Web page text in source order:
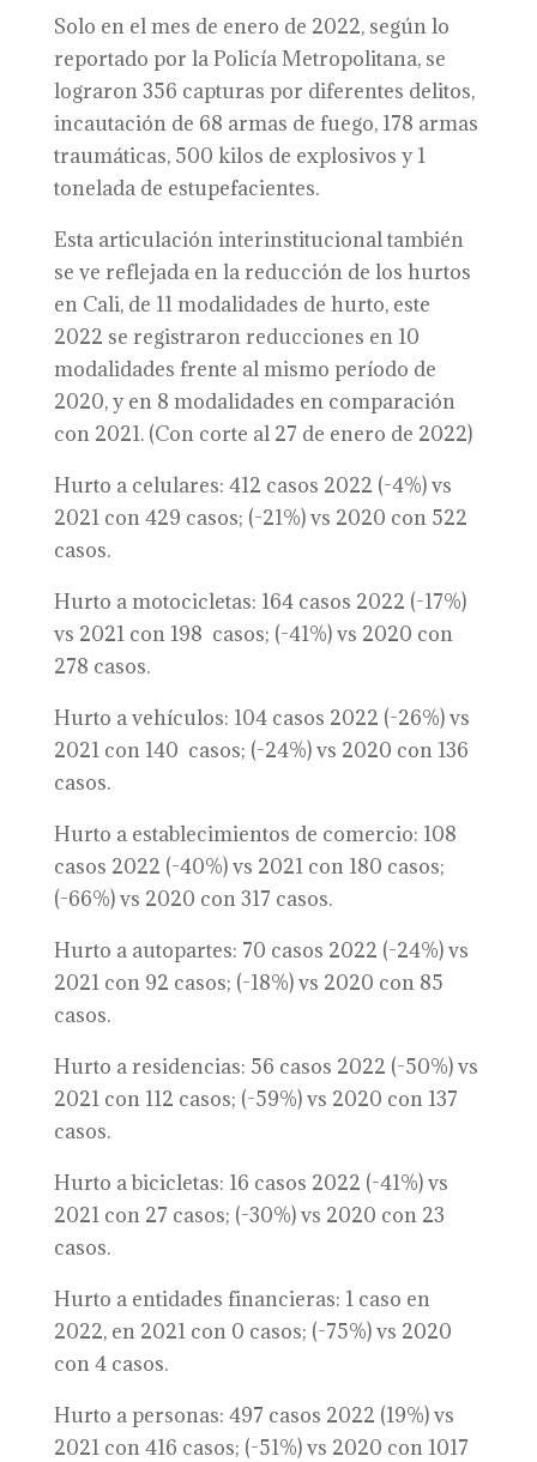
Solo en el mes de enero de 2022, según lo
reportado por la Policía Metropolitana, se
lograron 356 capturas por diferentes delitos,
incautación de 68 armas de fuego, 178 armas
traumáticas, 500 kilos de explosivos y 1
tonelada de estupefacientes.
Esta articulación interinstitucional también
se ve reflejada en la reducción de los hurtos
en Cali, de 11 modalidades de hurto, este
2022 se registraron reducciones en 10
modalidades frente al mismo período de
2020, y en 8 modalidades en comparación
con 2021. (Con corte al 27 de enero de 2022)
Hurto a celulares: 412 casos 2022 (-4%) vs
2021 con 429 casos; (-21%) vs 2020 con 522
casos.
Hurto a motocicletas: 164 casos 2022 (-17%)
vs 2021 con 198 casos; (-41%) vs 2020 con
278 casos.
Hurto a vehículos: 104 casos 2022 (-26%) vs
2021 con 140 casos; (-24%) vs 2020 con 136
casos.
Hurto a establecimientos de comercio: 108
casos 2022 (-40%) vs 2021 con 180 casos;
(-66%) vs 2020 con 317 casos.
Hurto a autopartes: 70 casos 2022 (-24%) vs
2021 con 92 casos; (-18%) vs 2020 con 85
casos.
Hurto a residencias: 56 casos 2022 (-50%) vs
2021 con 112 casos; (-59%) vs 2020 con 137
casos.
Hurto a bicicletas: 16 casos 2022 (-41%) vs
2021 con 27 casos; (-30%) vs 2020 con 23
casos.
Hurto a entidades financieras: 1 caso en
2022, en 2021 con 0 casos; (-75%) vs 2020
con 4 casos.
Hurto a personas: 497 casos 2022 (19%) vs
2021 con 416 casos; (-51%) vs 2020 con 1017